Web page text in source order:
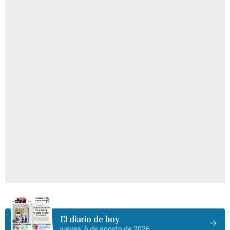
El diario de hoy